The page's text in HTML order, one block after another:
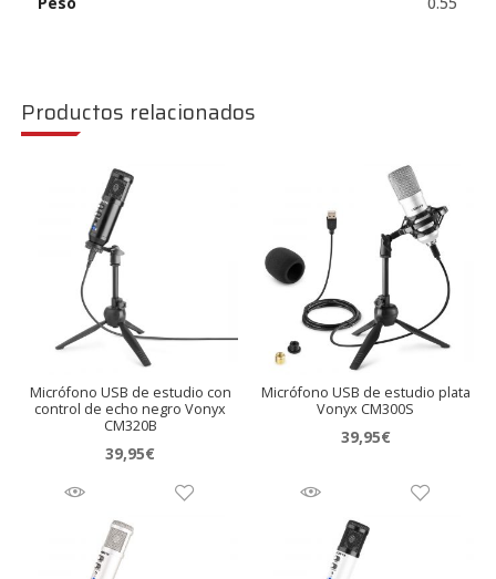
Productos relacionados
Micrófono USB de estudio con
control de echo negro Vonyx
CM320B
39,95€
Micrófono USB de estudio plata
Vonyx CM300S
39,95€